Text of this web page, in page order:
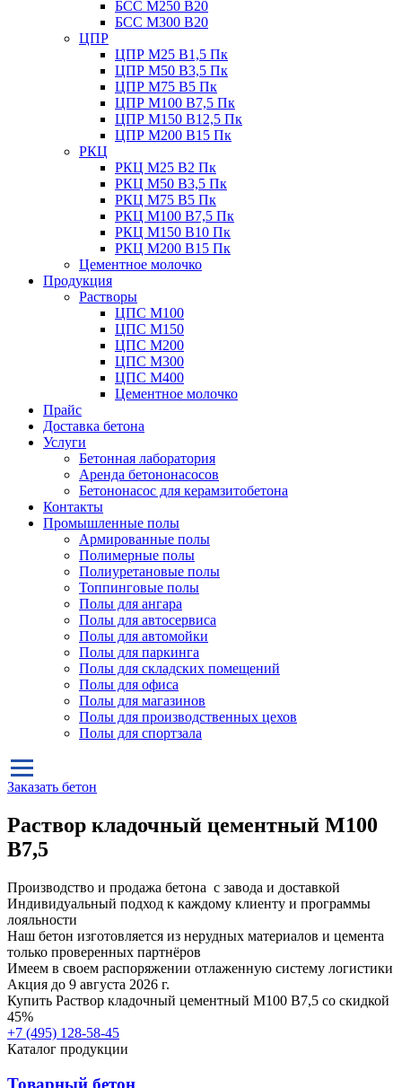
БСС М250 B20
БСС М300 B20
ЦПР
ЦПР М25 B1,5 Пк
ЦПР М50 B3,5 Пк
ЦПР М75 B5 Пк
ЦПР М100 B7,5 Пк
ЦПР М150 B12,5 Пк
ЦПР М200 B15 Пк
РКЦ
РКЦ М25 B2 Пк
РКЦ М50 В3,5 Пк
РКЦ М75 B5 Пк
РКЦ М100 B7,5 Пк
РКЦ М150 B10 Пк
РКЦ М200 B15 Пк
Цементное молочко
Продукция
Растворы
ЦПС М100
ЦПС М150
ЦПС М200
ЦПС М300
ЦПС М400
Цементное молочко
Прайс
Доставка бетона
Услуги
Бетонная лаборатория
Аренда бетононасосов
Бетононасос для керамзитобетона
Контакты
Промышленные полы
Армированные полы
Полимерные полы
Полиуретановые полы
Топпинговые полы
Полы для ангара
Полы для автосервиса
Полы для автомойки
Полы для паркинга
Полы для складских помещений
Полы для офиса
Полы для магазинов
Полы для производственных цехов
Полы для спортзала
Заказать бетон
Раствор кладочный цементный М100
B7,5
Производство и продажа бетона с завода и доставкой
Индивидуальный подход к каждому клиенту и программы
лояльности
Наш бетон изготовляется из нерудных материалов и цемента
только проверенных партнёров
Имеем в своем распоряжении отлаженную систему логистики
Акция до 9 августа 2026 г.
Купить Раствор кладочный цементный М100 B7,5 со скидкой
45%
+7 (495) 128-58-45
Каталог продукции
Товарный бетон